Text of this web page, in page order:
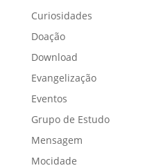
Curiosidades
Doação
Download
Evangelização
Eventos
Grupo de Estudo
Mensagem
Mocidade